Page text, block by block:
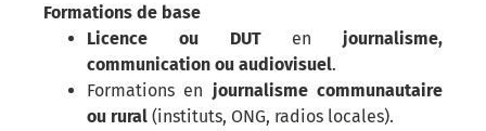
Formations de base
Licence ou DUTen journalisme,
communication ou audiovisuel.
Formations en journalisme communautaire
ou rural (instituts, ONG, radios locales).